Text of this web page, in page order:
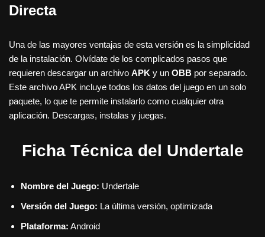
Directa
Una de las mayores ventajas de esta versión es la simplicidad
de la instalación. Olvídate de los complicados pasos que
requieren descargar un archivo APK y un OBB por separado.
Este archivo APK incluye todos los datos del juego en un solo
paquete, lo que te permite instalarlo como cualquier otra
aplicación. Descargas, instalas y juegas.
Ficha Técnica del Undertale
Nombre del Juego: Undertale
Versión del Juego: La última versión, optimizada
Plataforma: Android